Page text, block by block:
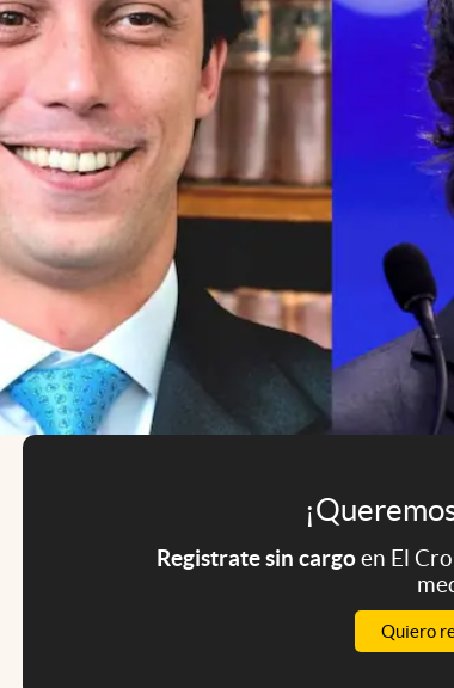
Registrate sin cargoen El
Quiero